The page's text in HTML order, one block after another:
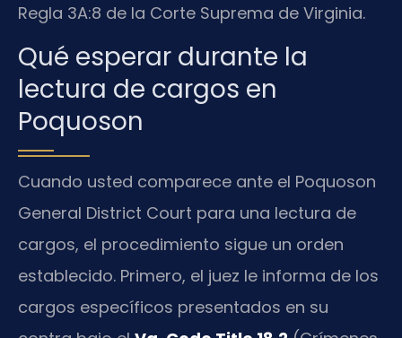
Regla 3A:8 de la Corte Suprema de Virginia.
Qué esperar durante la
lectura de cargos en
Poquoson
Cuando usted comparece ante el Poquoson
General District Court para una lectura de
cargos, el procedimiento sigue un orden
establecido. Primero, el juez le informa de los
cargos específicos presentados en su